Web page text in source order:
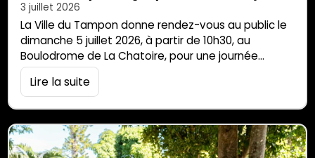
3 juillet 2026
La Ville du Tampon donne rendez-vous au public le
dimanche 5 juillet 2026, à partir de 10h30, au
Boulodrome de La Chatoire, pour une journée
placée sous le signe de la découverte, du partage
et de la convivialité à l’occasion de la FETY
avec un programme […]
Lire la suite